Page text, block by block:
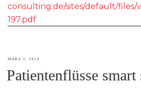
consulting.de/sites/default/files/
197.pdf
VERÖFFENTLICHT
AM
MÄRZ 3, 2020
Patientenflüsse